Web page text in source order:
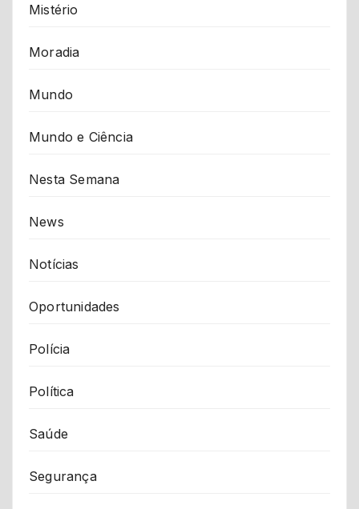
Mistério
Moradia
Mundo
Mundo e Ciência
Nesta Semana
News
Notícias
Oportunidades
Polícia
Política
Saúde
Segurança